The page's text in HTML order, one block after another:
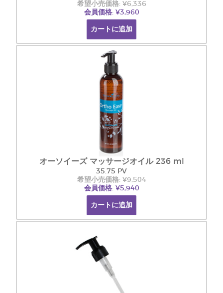
希望小売価格: ¥6,336
会員価格: ¥3,960
カートに追加
オーソイーズ マッサージオイル 236 ml
35.75 PV
希望小売価格: ¥9,504
会員価格: ¥5,940
カートに追加